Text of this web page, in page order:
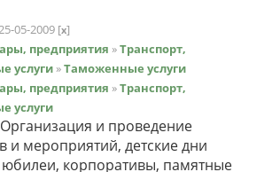
05-2009 [x]
предприятия »Транспорт,
услуги »Таможенные услуги
предприятия »Транспорт,
услуги
и проведение
и мероприятий, детские дни
корпоративы, памятные